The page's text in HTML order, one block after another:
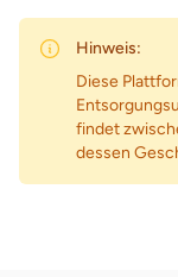
Hinweis:
Diese
findet
dessen